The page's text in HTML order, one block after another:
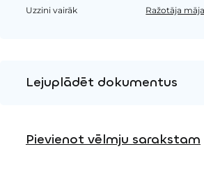
Uzzini vairāk
Ražotāja
Lejuplādēt dokumentus
Pievienot vēlmju sarakstam